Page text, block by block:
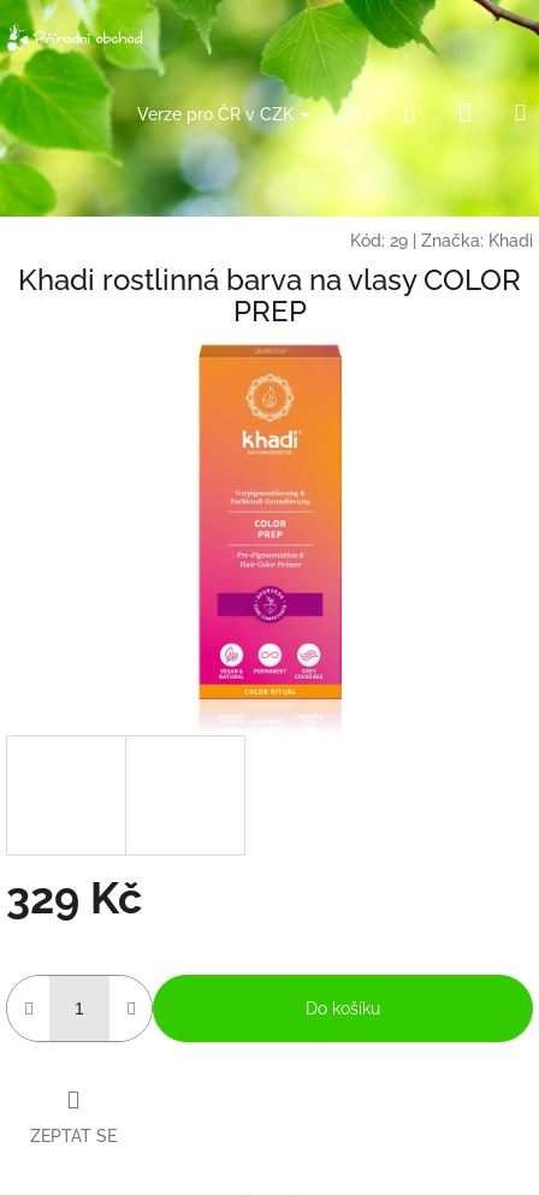
Přejít
na
obsah
Verze pro ČR v CZK Hledat Přihlášení
košík
Kód: 29 Značka: Khadi
Khadi rostlinná barva na vlasy COLOR
PREP
329 Kč
Do košíku
ZEPTAT SE